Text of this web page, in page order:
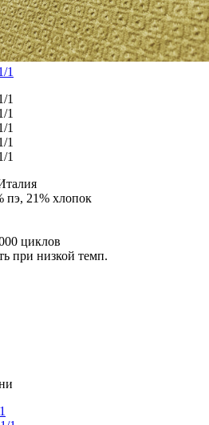
пэ, 21% хлопок
циклов
при низкой темп.